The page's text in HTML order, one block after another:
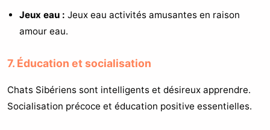
Jeux eau : Jeux eau activités amusantes en raison
amour eau.
7. Éducation et socialisation
Chats Sibériens sont intelligents et désireux apprendre.
Socialisation précoce et éducation positive essentielles.